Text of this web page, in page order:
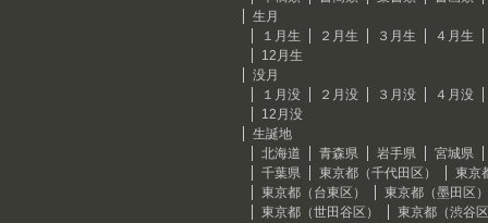
生月
１月生
２月生 ３月生
４月生
12月生
没月
１月没
２月没 ３月没
４月没
12月没
生誕地
北海道
青森県 岩手県
宮城県
千葉県
東京都（千代田区）
東京
東京都（台東区）
東京都（墨田区）
東京都（世田谷区）
東京都（渋谷